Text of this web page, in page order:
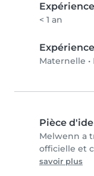
Expérience
< 1 an
Maternelle •
Pièce
Melwenn a
officielle et
savoir plus